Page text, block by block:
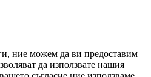
ние можем да ви предоставим
да използвате нашия